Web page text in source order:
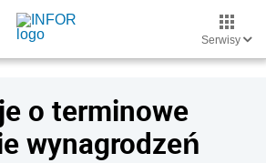
Serwisy
o terminowe
wynagrodzeń